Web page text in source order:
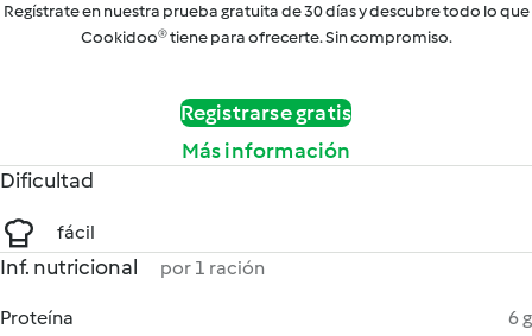
Regístrate en nuestra prueba gratuita de 30 días y descubre todo lo que
Cookidoo® tiene para ofrecerte. Sin compromiso.
Registrarse gratis
Más información
Dificultad
fácil
Inf. nutricional por 1 ración
Proteína
6 g